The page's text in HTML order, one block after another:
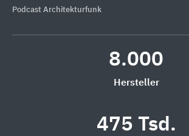
Podcast Architekturfunk
8.000
Hersteller
475 Tsd.